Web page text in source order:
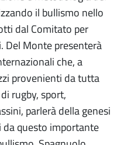
il bullismo nello
dal Comitato per
Del Monte presenterà
che, a
provenienti da tutta
rugby, sport,
parlerà della genesi
questo importante